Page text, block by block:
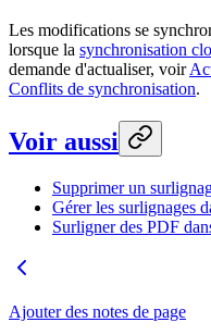
Les modifications se
lorsque la synchronisation
demande d'actualiser, voir
Conflits de synchronisation.
Voir aussi
Supprimer un
Gérer les surlignages
Surligner des PDF
Ajouter des notes de page